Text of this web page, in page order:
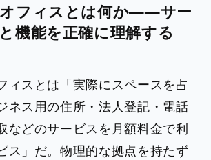
フィスとは何か——サー
機能を正確に理解する
ィスとは「実際にスペースを占
ネス用の住所・法人登記・電話
などのサービスを月額料金で利
ス」だ。物理的な拠点を持たず